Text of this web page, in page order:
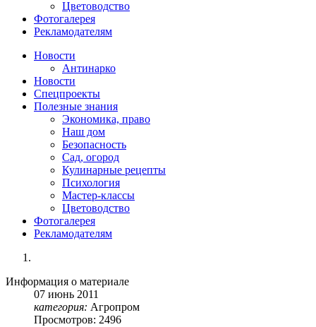
Цветоводство
Фотогалерея
Рекламодателям
Новости
Антинарко
Новости
Спецпроекты
Полезные знания
Экономика, право
Наш дом
Безопасность
Сад, огород
Кулинарные рецепты
Психология
Мастер-классы
Цветоводство
Фотогалерея
Рекламодателям
Информация о материале
07 июнь 2011
категория: Агропром
Просмотров: 2496